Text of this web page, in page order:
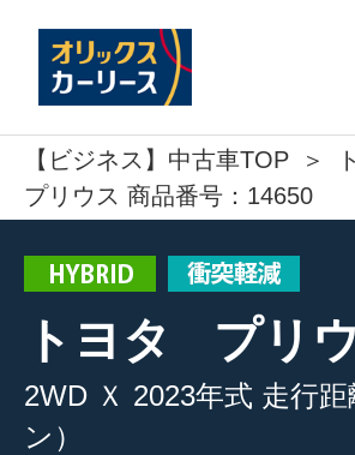
【ビジネス】中古車TOP
プリウス 商品番号：14650
トヨタ プリ
2WD Ｘ 2023年式 走行
ン）